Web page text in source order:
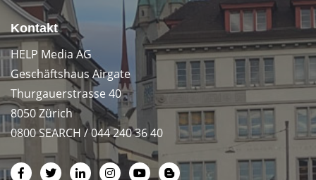
Kontakt
HELP Media AG
Geschäftshaus Airgate
Thurgauerstrasse 40
8050 Zürich
0800 SEARCH / 044 240 36 40